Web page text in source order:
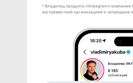
* Владелец продукта «Instagram» компания
экстремисткой организацией и запрещена